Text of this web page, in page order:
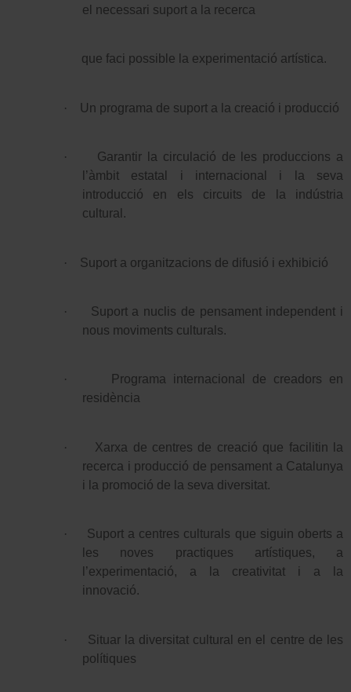
el necessari suport a la recerca
que faci possible la experimentació artística.
· Un programa de suport a la creació i producció
·
Garantir la circulació de les produccions a
l’àmbit estatal i internacional i la seva
introducció en els circuits de la indústria
cultural.
· Suport a organitzacions de difusió i exhibició
·
Suport a nuclis de pensament independent i
nous moviments culturals.
·
Programa internacional de creadors en
residència
·
Xarxa de centres de creació que facilitin la
recerca i producció de pensament a Catalunya
i la promoció de la seva diversitat.
·
Suport a centres culturals que siguin oberts a
les noves practiques artístiques, a
l’experimentació, a la creativitat i a la
innovació.
· Situar la diversitat cultural en el centre de les
polítiques